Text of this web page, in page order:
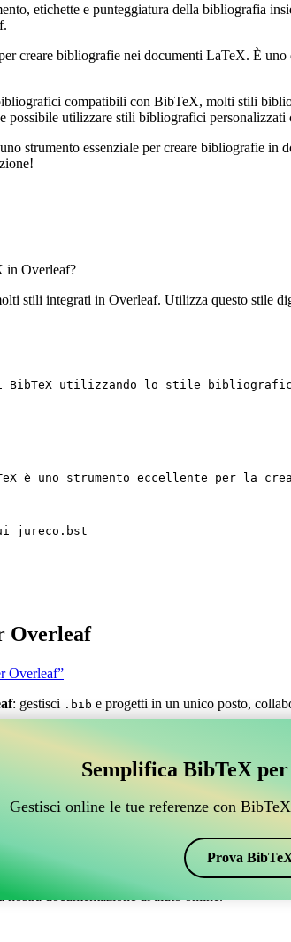
etichette e punteggiatura della bibliografia
creare bibliografie nei documenti LaTeX. È
compatibili con BibTeX, molti stili
utilizzare stili bibliografici
strumento essenziale per creare bibliografie
in Overleaf?
stili integrati in Overleaf. Utilizza questo stile
BibTeX utilizzando lo stile
è uno strumento eccellente per la
jureco.bst
Overleaf
Overleaf”
: gestisci .bib e progetti in un unico posto,
per gestire i tuoi riferimenti
online per gestire i tuoi riferimenti BibTeX,
citazioni e bibliografia su Overleaf,
progetto Overleaf.
in vari stili, incluso jureco. Quindi, se stai
documentazione di aiuto online.
Semplifica BibTeX
Gestisci online le tue referenze con
Prova